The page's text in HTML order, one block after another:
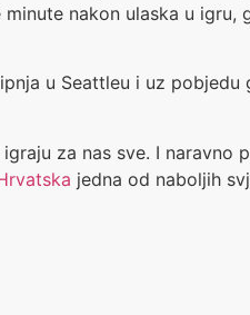
nakon ulaska u igru,
u Seattleu i uz
za nas sve. I naravno
jedna od naboljih